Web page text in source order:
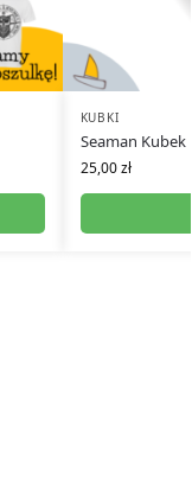
KUBKI
Seaman Kubek
25,00zł